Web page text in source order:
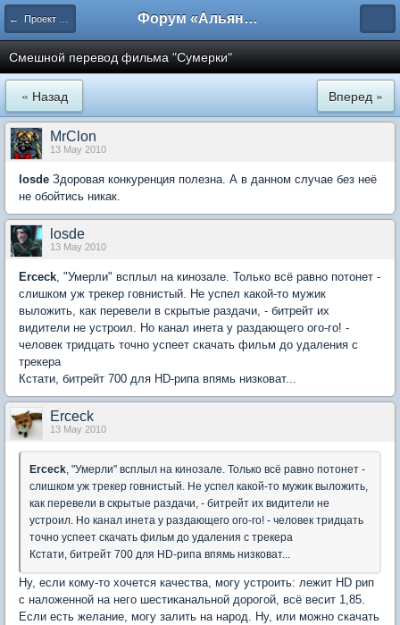
← Проект возмездия Форум «Альянса вольных переводчиков»
Смешной перевод фильма "Сумерки"
« Назад Вперед »
MrClon
13 May 2010
losde Здоровая конкуренция полезна. А в данном случае без неё
не обойтись никак.
losde
13 May 2010
Erceck, "Умерли" всплыл на кинозале. Только всё равно потонет -
слишком уж трекер говнистый. Не успел какой-то мужик
выложить, как перевели в скрытые раздачи, - битрейт их
видители не устроил. Но канал инета у раздающего ого-го! -
человек тридцать точно успеет скачать фильм до удаления с
трекера
Кстати, битрейт 700 для HD-рипа впямь низковат...
Erceck
13 May 2010
Erceck, "Умерли" всплыл на кинозале. Только всё равно потонет -
слишком уж трекер говнистый. Не успел какой-то мужик выложить,
как перевели в скрытые раздачи, - битрейт их видители не
устроил. Но канал инета у раздающего ого-го! - человек тридцать
точно успеет скачать фильм до удаления с трекера
Кстати, битрейт 700 для HD-рипа впямь низковат...
Ну, если кому-то хочется качества, могу устроить: лежит HD рип
с наложенной на него шестиканальной дорогой, всё весит 1,85.
Если есть желание, могу залить на народ. Ну, или можно скачать